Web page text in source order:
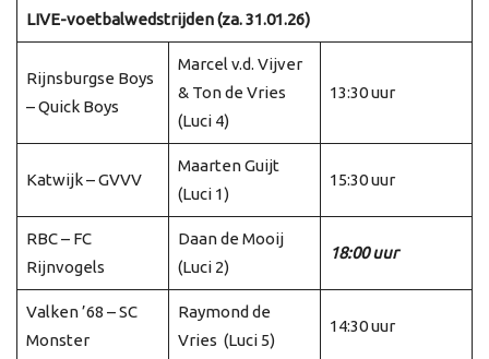
LIVE-voetbalwedstrijden (za. 31.01.26)
Rijnsburgse Boys
– Quick Boys
Marcel v.d. Vijver
& Ton de Vries
(Luci 4)
13:30 uur
Katwijk – GVVV
Maarten Guijt
(Luci 1)
15:30 uur
RBC – FC
Rijnvogels
Daan de Mooij
(Luci 2)
18:00 uur
Valken ’68 – SC
Monster
Raymond de
Vries (Luci 5)
14:30 uur